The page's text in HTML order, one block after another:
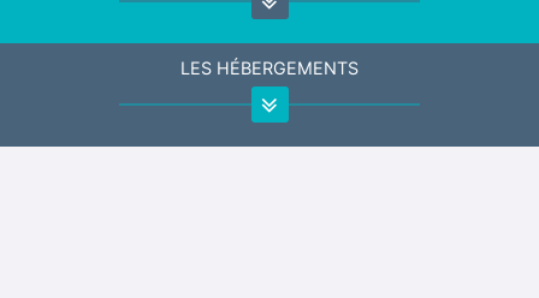
LES HÉBERGEMENTS